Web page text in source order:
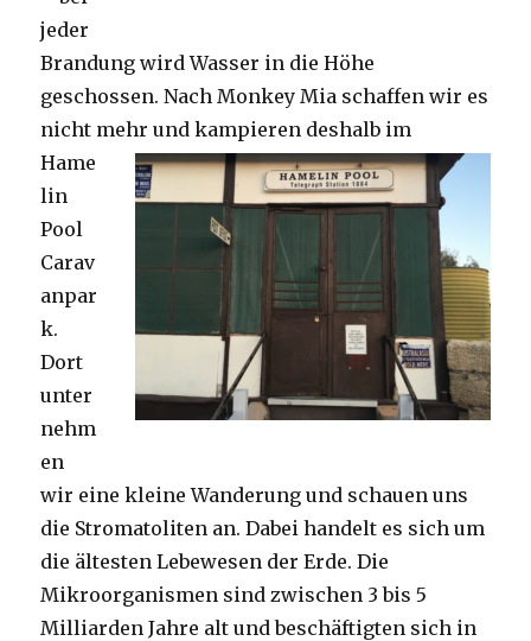
jeder
Brandung wird Wasser in die Höhe
geschossen. Nach Monkey Mia schaffen wir es
nicht mehr und kampieren deshalb im
Hame
lin
Pool
Carav
anpar
k.
Dort
unter
nehm
en
wir eine kleine Wanderung und schauen uns
die Stromatoliten an. Dabei handelt es sich um
die ältesten Lebewesen der Erde. Die
Mikroorganismen sind zwischen 3 bis 5
Milliarden Jahre alt und beschäftigten sich in